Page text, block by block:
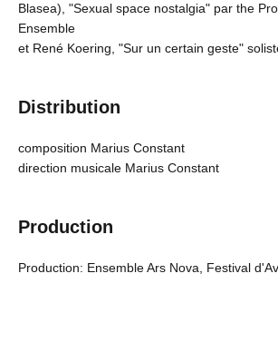
Blasea), "Sexual space nostalgia" par the
Ensemble
et René Koering, "Sur un certain geste"
Distribution
composition Marius Constant
direction musicale Marius Constant
Production
Production: Ensemble Ars Nova, Festival